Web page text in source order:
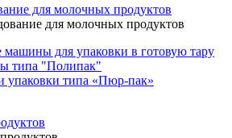
для молочных продуктов
машины для упаковки в готовую тару
типа "Полипак"
упаковки типа «Пюр-пак»